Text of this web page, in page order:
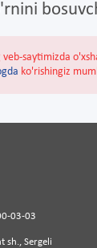
saytimizda
ko'rishingiz
03-03
sh., Sergeli